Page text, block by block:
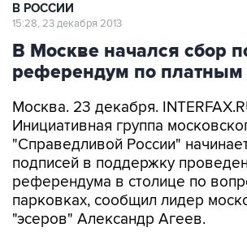
В РОССИИ
15:28, 23 декабря 2013
В Москве начался сбор
референдум по платным
Москва. 23 декабря.
Инициативная группа
"Справедливой России"
подписей в поддержку
референдума в столице по
парковках, сообщил лидер
"эсеров" Александр Агеев.